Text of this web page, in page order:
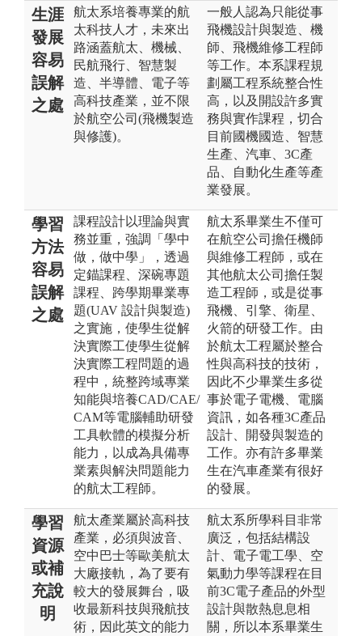
生涯
發展
容易
誤解
之處
航太系培養專業的航
太科技人才，未來出
路涵蓋航太、機械、
民航飛行、智慧製
造、半導體、電子等
高科技產業，並不限
於航空公司(飛機製造
與修護)。
一般人認為只能從事
飛機設計與製造、機
師、飛機維修工程師
等工作。本系課程規
劃屬工程系統整合性
高，以及開設許多實
務與實作課程，切合
目前國機國造、智慧
生產、汽車、3C產
品、自動化生產等產
業發展。
學習
方法
容易
誤解
之處
課程設計以理論與實
務並重，強調「學中
做，做中學」，透過
定錨課程、深碗專題
課程、跨學期畢業專
題(UAV 設計與製造)
之實施，使學生從解
決實際工使學生從解
決實際工程問題的過
程中，統整跨域專業
知能與培養CAD/CAE/
CAM等電腦輔助研發
工具軟體的模擬分析
能力，以成為具備專
業素與解決問題能力
的航太工程師。
航太系畢業生不僅可
在航空公司擔任機師
與維修工程師，或在
其他航太公司擔任製
造工程師，或是從事
飛機、引擎、衛星、
火箭的研發工作。由
於航太工程屬於整合
性與高科技的技術，
因此不少畢業生多從
事於電子電機、電腦
資訊，如各種3C產品
設計、開發與製造的
工作。亦有許多畢業
生在汽車產業有很好
的發展。
學習
資源
或補
充說
明
航太產業屬於高科技
產業，必須與波音、
空中巴士等歐美航太
大廠接軌，為了要有
較大的發展舞台，吸
收最新科技與飛航技
術，因此英文的能力
航太系所學科目非常
廣泛，包括結構設
計、電子電工學、空
氣動力學等課程在目
前3C電子產品的外型
設計與散熱息息相
關，所以本系畢業生